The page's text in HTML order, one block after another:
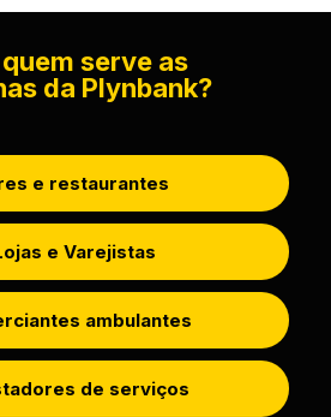
serve as
da Plynbank?
e restaurantes
e Varejistas
ambulantes
de serviços